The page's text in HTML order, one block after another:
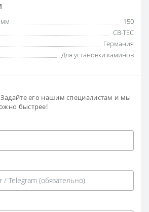
мм
150
CB-TEC
Германия
Для установки каминов
Задайте его нашим специалистам и мы
быстрее!